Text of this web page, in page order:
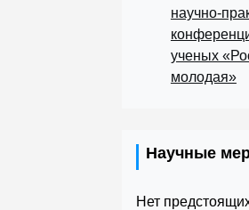
научно-
ученых
молодая»
Научные
Нет